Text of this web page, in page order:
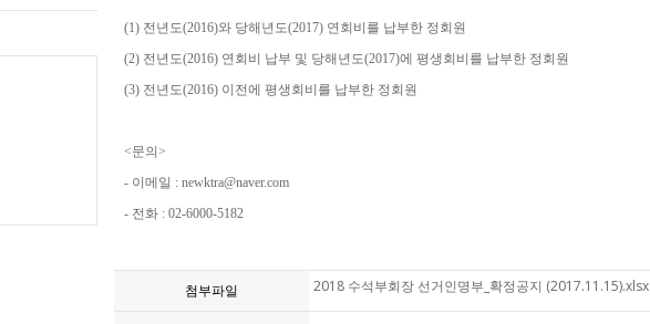
(1) 전년도(2016)와 당해년도(2017) 연회비를 납부한 정회원
(2) 전년도(2016) 연회비 납부 및 당해년도(2017)에 평생회비를 납부한 정회원
(3) 전년도(2016) 이전에 평생회비를 납부한 정회원
<문의>
- 이메일 : newktra@naver.com
- 전화 : 02-6000-5182
첨부파일 2018 수석부회장 선거인명부_확정공지 (2017.11.15).xlsx